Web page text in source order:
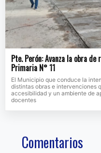
Pte. Perón: Avanza la obra
Primaria N° 11
El Municipio que conduce la
distintas obras e intervenciones
accesibilidad y un ambiente de
docentes
Comentarios